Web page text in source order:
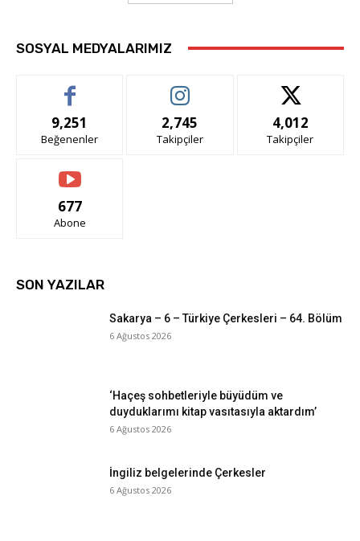
SOSYAL MEDYALARIMIZ
9,251
Beğenenler
2,745
Takipçiler
4,012
Takipçiler
677
Abone
SON YAZILAR
Sakarya – 6 – Türkiye Çerkesleri – 64. Bölüm
6 Ağustos 2026
‘Haçeş sohbetleriyle büyüdüm ve
duyduklarımı kitap vasıtasıyla aktardım’
6 Ağustos 2026
İngiliz belgelerinde Çerkesler
6 Ağustos 2026